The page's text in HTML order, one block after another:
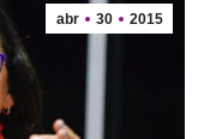
abr 30 2015